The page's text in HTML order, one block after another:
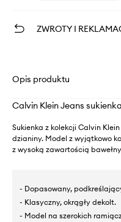
ZWROTY I
Opis produktu
Calvin Klein Jeans sukienka
Sukienka z kolekcji Calvin
dzianiny. Model z wyjątkowo
z wysoką zawartością
- Dopasowany,
- Klasyczny, okrągły dekolt.
- Model na szerokich